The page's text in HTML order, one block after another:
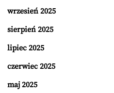
wrzesień 2025
sierpień 2025
lipiec 2025
czerwiec 2025
maj 2025